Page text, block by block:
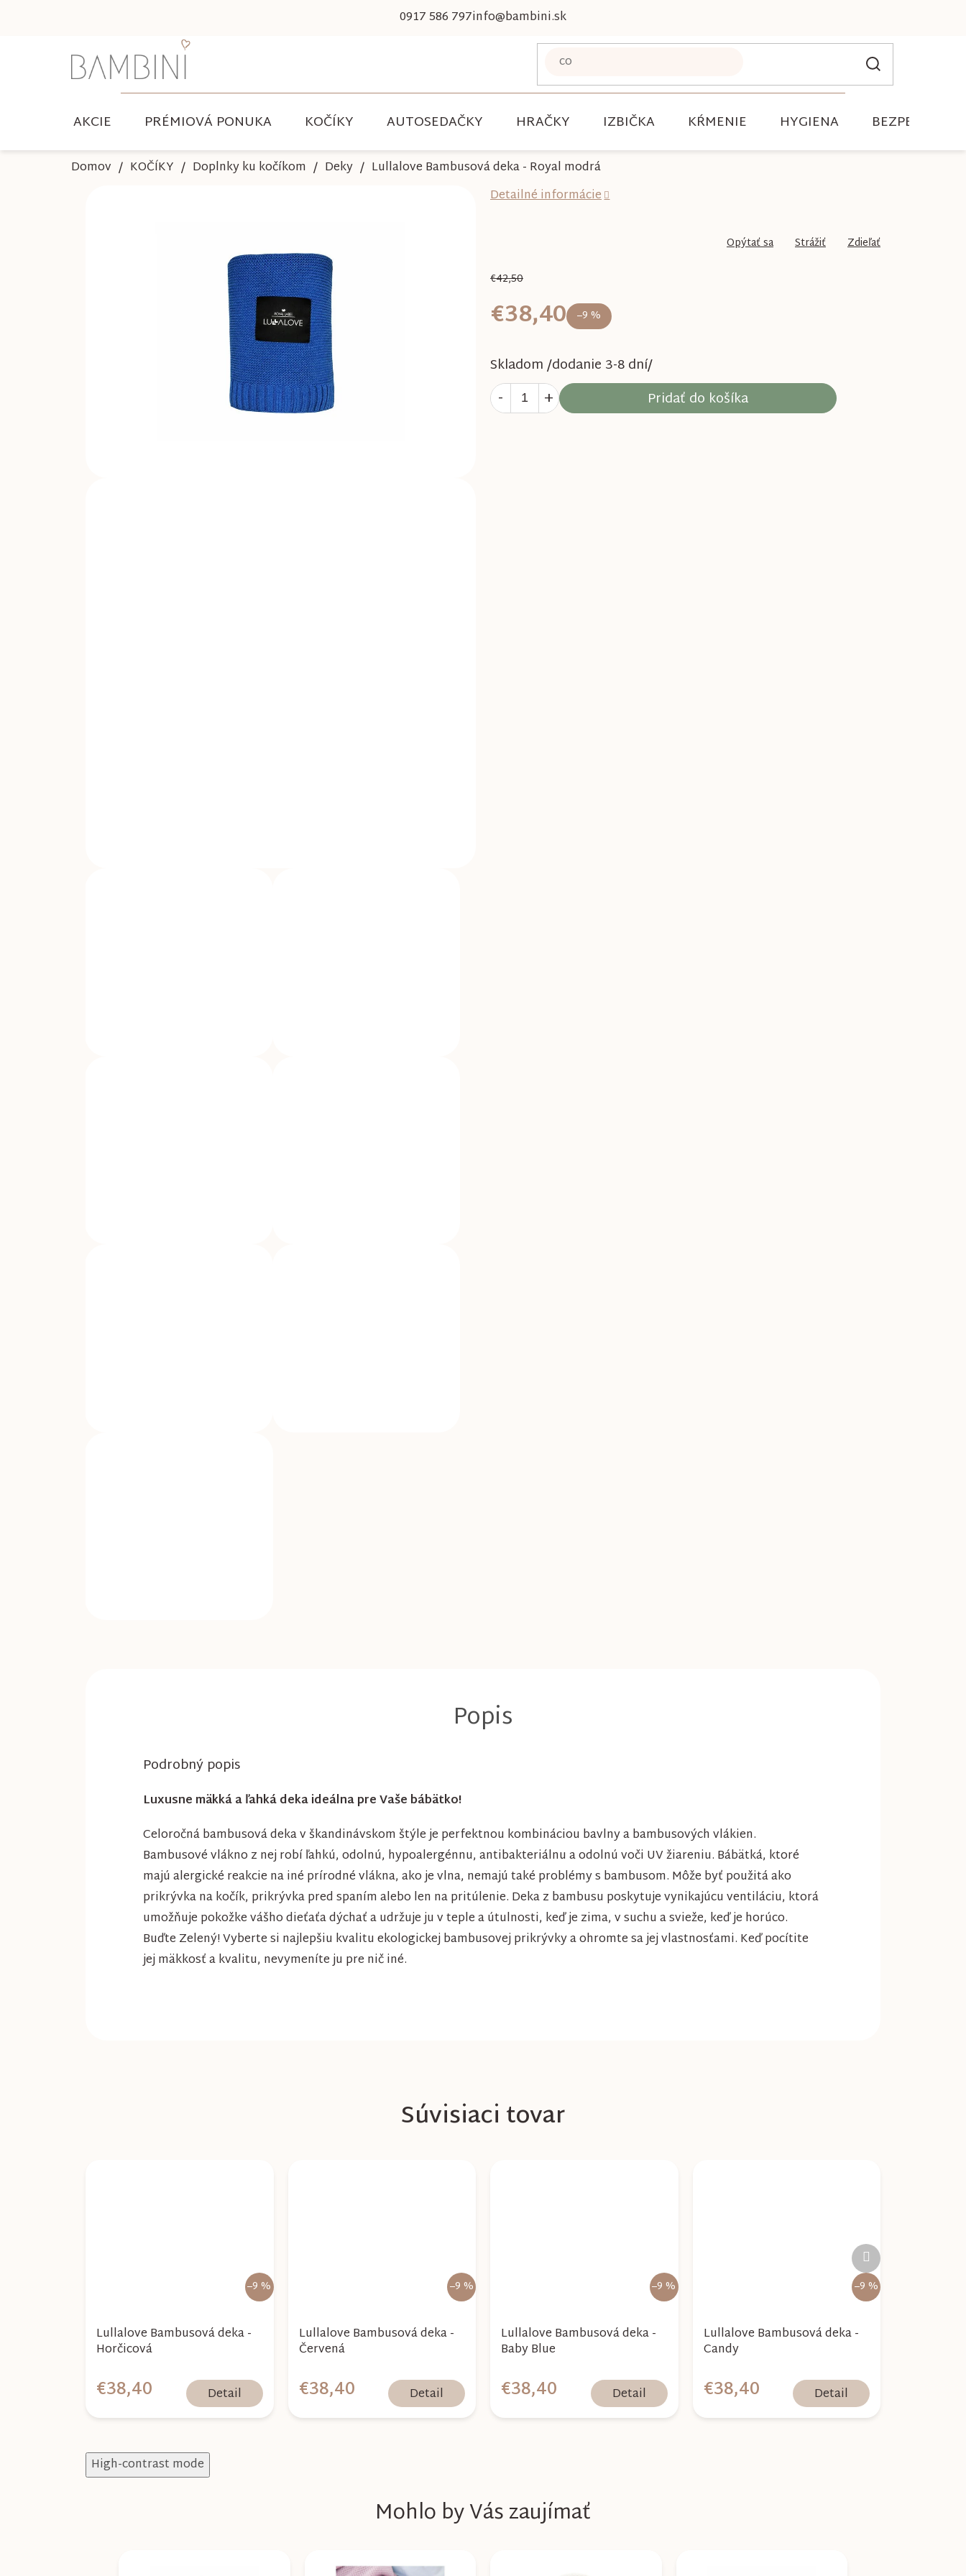
0917 586 797info@bambini.sk
AKCIE PRÉMIOVÁ PONUKA KOČÍKY AUTOSEDAČKY HRAČKY IZBIČKA KŔMENIE HYGIENA BEZPEČNOSŤ
Domov KOČÍKY Doplnky ku kočíkom Deky Lullalove Bambusová deka - Royal modrá
€42,50
–9 %
€38,40
Skladom /dodanie 3-8 dní/
Pridať do košíka
Detailné informácie
Opýtať sa Strážiť Zdieľať
Súvisiaci tovar
–9 %
Lullalove Bambusová deka -
Horčicová
€38,40 Detail
–9 %
Lullalove Bambusová deka -
Červená
€38,40 Detail
–9 %
Lullalove Bambusová deka -
Baby Blue
€38,40 Detail
–9 %
Lullalove Bambusová deka -
Candy
€38,40 Detail
Ďalší
produkt
Podrobný popis
Luxusne mäkká a ľahká deka ideálna pre Vaše bábätko!
Celoročná bambusová deka v škandinávskom štýle je perfektnou kombináciou bavlny a bambusových vlákien.
Bambusové vlákno z nej robí ľahkú, odolnú, hypoalergénnu, antibakteriálnu a odolnú voči UV žiareniu. Bábätká, ktoré
majú alergické reakcie na iné prírodné vlákna, ako je vlna, nemajú také problémy s bambusom. Môže byť použitá ako
prikrývka na kočík, prikrývka pred spaním alebo len na pritúlenie. Deka z bambusu poskytuje vynikajúcu ventiláciu, ktorá
umožňuje pokožke vášho dieťaťa dýchať a udržuje ju v teple a útulnosti, keď je zima, v suchu a svieže, keď je horúco.
Buďte Zelený! Vyberte si najlepšiu kvalitu ekologickej bambusovej prikrývky a ohromte sa jej vlastnosťami. Keď pocítite
jej mäkkosť a kvalitu, nevymeníte ju pre nič iné.
High-contrast mode
Mohlo by Vás zaujímať